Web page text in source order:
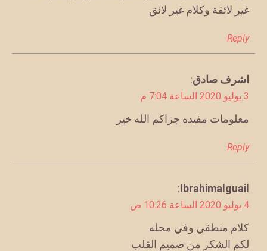
غير لائقة وكلام غير لائق
Reply
يقول
اشرف صادق:
3 يوليو 2020 الساعة 7:04 م
معلومات مفيده جزاكم الله خير
Reply
يقول
Ibrahimalguail
:
4 يوليو 2020 الساعة 10:26 ص
كلام منطقي وفي محله
لكم الشكر من صميم القلب